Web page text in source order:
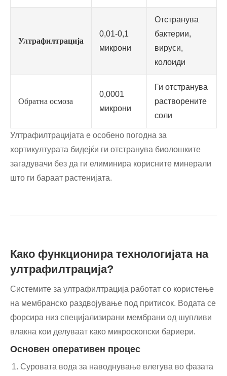
Ултрафилтрација
0,01-0,1
микрони
Отстранува
бактерии,
вируси,
колоиди
Обратна осмоза
0,0001
микрони
Ги отстранува
растворените
соли
Ултрафилтрацијата е особено погодна за
хортикултурата бидејќи ги отстранува биолошките
загадувачи без да ги елиминира корисните минерали
што ги бараат растенијата.
Како функционира технологијата на
ултрафилтрација?
Системите за ултрафилтрација работат со користење
на мембранско раздвојување под притисок. Водата се
форсира низ специјализирани мембрани од шупливи
влакна кои делуваат како микроскопски бариери.
Основен оперативен процес
Суровата вода за наводнување влегува во фазата